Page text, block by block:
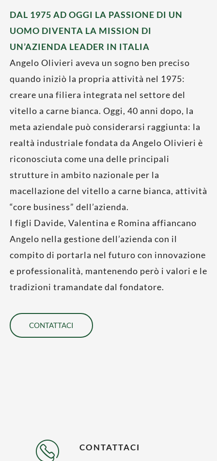
DAL 1975 AD OGGI LA PASSIONE DI UN
UOMO DIVENTA LA MISSION DI
UN’AZIENDA LEADER IN ITALIA
Angelo Olivieri aveva un sogno ben preciso
quando iniziò la propria attività nel 1975:
creare una filiera integrata nel settore del
vitello a carne bianca. Oggi, 40 anni dopo, la
meta aziendale può considerarsi raggiunta: la
realtà industriale fondata da Angelo Olivieri è
riconosciuta come una delle principali
strutture in ambito nazionale per la
macellazione del vitello a carne bianca, attività
“core business” dell’azienda.
I figli Davide, Valentina e Romina affiancano
Angelo nella gestione dell’azienda con il
compito di portarla nel futuro con innovazione
e professionalità, mantenendo però i valori e le
tradizioni tramandate dal fondatore.
CONTATTACI
CONTATTACI